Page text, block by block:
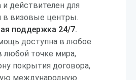
и действителен для
в визовые центры.
поддержка 24/7.
доступна в любое
любой точке мира,
покрытия договора,
международную